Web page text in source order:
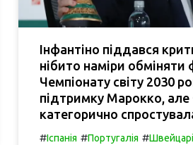
Інфантіно піддався
нібито наміри обміняти
Чемпіонату світу 2030
підтримку Марокко,
категорично
#Іспанія #Португалія #